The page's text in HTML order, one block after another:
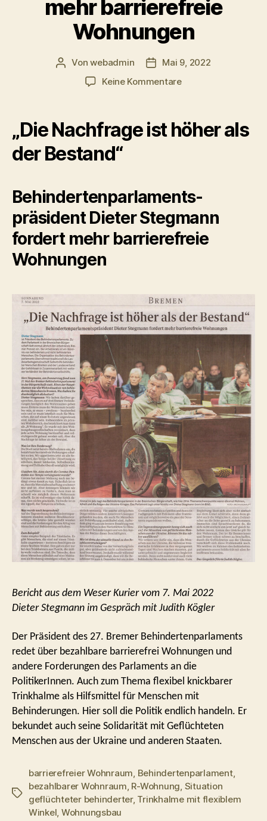
mehr barrierefreie
Wohnungen
Beitragsautor
Vonwebadmin Beitragsdatum
Mai 9, 2022
Keine Kommentarezu
fordert
mehr
„Die Nachfrage ist höher als
der Bestand“
Behindertenparlaments­
präsident Dieter Stegmann
fordert mehr barrierefreie
Wohnungen
Bericht aus dem Weser Kurier vom 7. Mai 2022
Dieter Stegmann im Gespräch mit Judith Kögler
Der Präsident des 27. Bremer Behindertenparlaments
redet über bezahlbare barrierefrei Wohnungen und
andere Forderungen des Parlaments an die
PolitikerInnen. Auch zum Thema flexibel knickbarer
Trinkhalme als Hilfsmittel für Menschen mit
Behinderungen. Hier soll die Politik endlich handeln. Er
bekundet auch seine Solidarität mit Geflüchteten
Menschen aus der Ukraine und anderen Staaten.
Schlagwörter
barrierefreier Wohnraum, Behindertenparlament,
bezahlbarer Wohnraum, R-Wohnung, Situation
geflüchteter behinderter, Trinkhalme mit flexiblem
Winkel, Wohnungsbau